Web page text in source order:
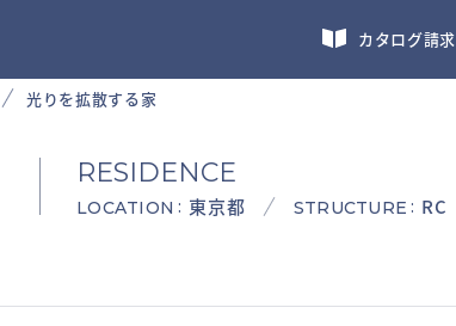
カタログ請求
光りを拡散する家
RESIDENCE
LOCATION : 東京都 STRUCTURE : RC